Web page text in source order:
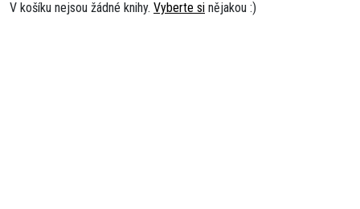
V košíku nejsou žádné knihy. Vyberte si nějakou :)